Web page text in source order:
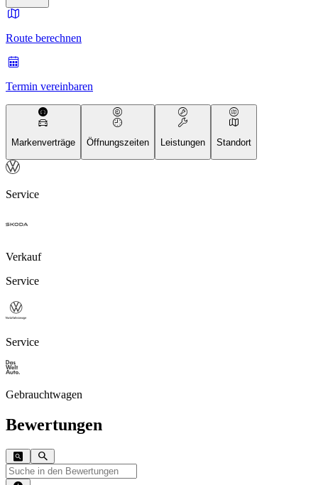
Route berechnen
Termin vereinbaren
Markenverträge Öffnungszeiten Leistungen Standort
Service
Verkauf
Service
Service
Gebrauchtwagen
Bewertungen